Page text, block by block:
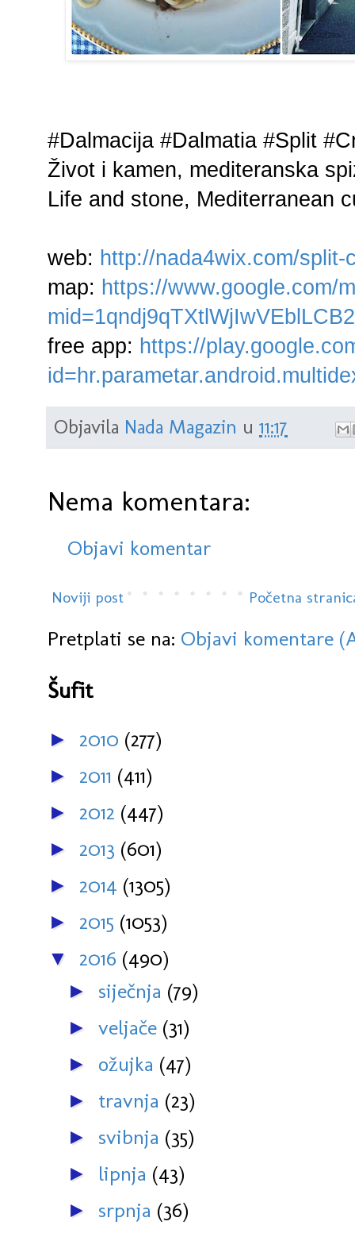
#Dalmacija #Dalmatia #Split
Život i kamen, mediteranska
Life and stone, Mediterranean
web: http://nada4wix.com/split-
map: https://www.google.com/
free app: https://
Objavila Nada Magazin u 11:17
Nema komentara:
Objavi komentar
Noviji post Početna
Pretplati se na: Objavi komentare
Šufit
► 2010 (277)
► 2011 (411)
► 2012 (447)
► 2013 (601)
► 2014 (1305)
► 2015 (1053)
▼ 2016 (490)
► siječnja (79)
► veljače (31)
► ožujka (47)
► travnja (23)
► svibnja (35)
► lipnja (43)
► srpnja (36)